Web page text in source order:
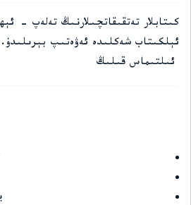
كىتابلار تەتقىقاتچىلارنىڭ تەلەپ -
ئېلكىتاب شەكلىدە ئەۋەتىپ بېرىلىدۇ.
ئىلتىماس قىلىڭ